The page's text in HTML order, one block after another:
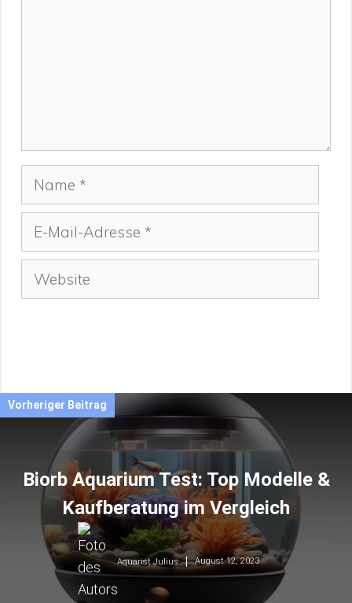
Vorheriger Beitrag
Biorb Aquarium Test: Top Modelle &
Kaufberatung im Vergleich
Aquarist Julius August 12, 2023